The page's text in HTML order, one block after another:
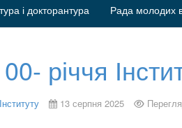
і докторантура Рада молодих
річчя
13 серпня 2025